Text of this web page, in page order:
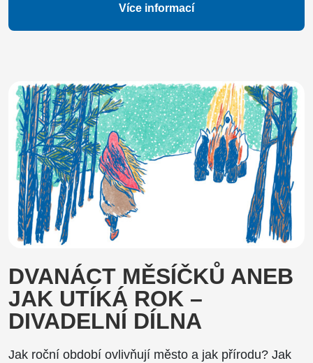
Více informací
DVANÁCT MĚSÍČKŮ ANEB
JAK UTÍKÁ ROK –
DIVADELNÍ DÍLNA
Jak roční období ovlivňují město a jak přírodu? Jak